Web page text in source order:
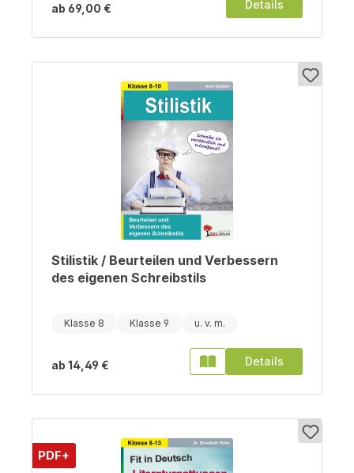
ab 69,00 € Details
Stilistik / Beurteilen und Verbessern
des eigenen Schreibstils
Klasse 8 Klasse 9
ab 14,49 € Details
PDF+